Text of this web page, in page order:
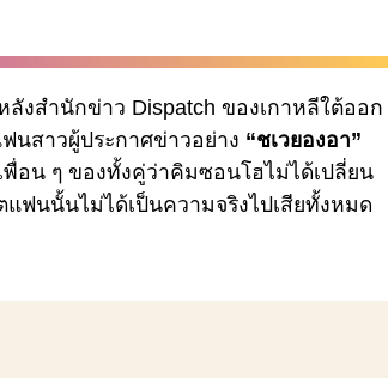
งสำนักข่าว Dispatch ของเกาหลีใต้ออก
นสาวผู้ประกาศข่าวอย่าง “ชเวยองอา”
อน ๆ ของทั้งคู่ว่าคิมซอนโฮไม่ได้เปลี่ยน
ฟนนั้นไม่ได้เป็นความจริงไปเสียทั้งหมด